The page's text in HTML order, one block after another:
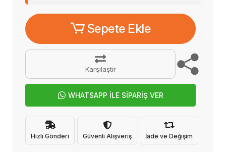
Sepete Ekle
Karşılaştır
WHATSAPP İLE SİPARİŞ VER
Hızlı Gönderi Güvenli Alışveriş İade ve Değişim